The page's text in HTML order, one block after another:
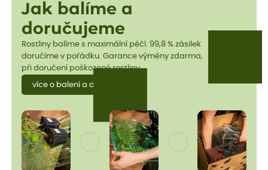
Jak balíme a
doručujeme
Rostliny balíme s maximální péčí. 99,8 % zásilek
doručíme v pořádku. Garance výměny zdarma,
při doručení poškozené rostliny.
více o balení a dopravě